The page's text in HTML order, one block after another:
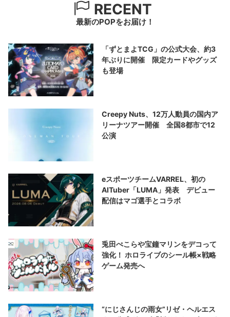
RECENT
最新のPOPをお届け！
「ずとまよTCG」の公式大会、約3
年ぶりに開催 限定カードやグッズ
も登場
Creepy Nuts、12万人動員の国内ア
リーナツアー開催 全国8都市で12
公演
eスポーツチームVARREL、初の
AITuber「LUMA」発表 デビュー
配信はマゴ選手とコラボ
兎田ぺこらや宝鐘マリンをデコって
強化！ ホロライブのシール帳×戦略
ゲーム発売へ
“にじさんじの雨女”リゼ・ヘルエス